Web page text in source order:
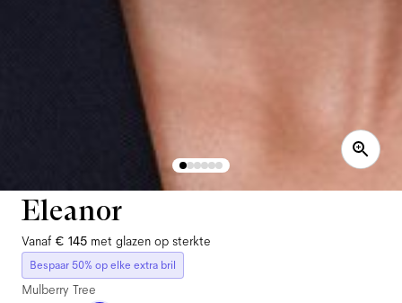
Eleanor
Vanaf € 145 met glazen op sterkte
Bespaar 50% op elke extra bril
Mulberry Tree